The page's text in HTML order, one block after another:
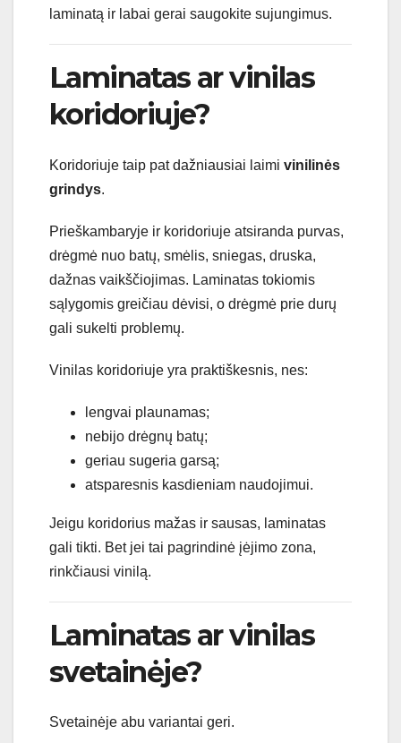
laminatą ir labai gerai saugokite sujungimus.
Laminatas ar vinilas
koridoriuje?
Koridoriuje taip pat dažniausiai laimi vinilinės
grindys.
Prieškambaryje ir koridoriuje atsiranda purvas,
drėgmė nuo batų, smėlis, sniegas, druska,
dažnas vaikščiojimas. Laminatas tokiomis
sąlygomis greičiau dėvisi, o drėgmė prie durų
gali sukelti problemų.
Vinilas koridoriuje yra praktiškesnis, nes:
lengvai plaunamas;
nebijo drėgnų batų;
geriau sugeria garsą;
atsparesnis kasdieniam naudojimui.
Jeigu koridorius mažas ir sausas, laminatas
gali tikti. Bet jei tai pagrindinė įėjimo zona,
rinkčiausi vinilą.
Laminatas ar vinilas
svetainėje?
Svetainėje abu variantai geri.